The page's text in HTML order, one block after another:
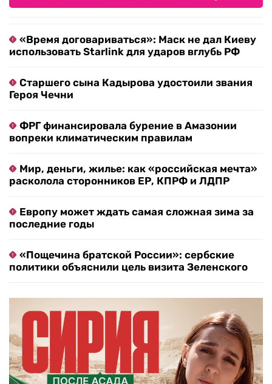
«Время договариваться»: Маск не дал Киеву
использовать Starlink для ударов вглубь РФ
Старшего сына Кадырова удостоили звания
Героя Чечни
ФРГ финансировала бурение в Амазонии
вопреки климатическим правилам
Мир, деньги, жилье: как «российская мечта»
расколола сторонников ЕР, КПРФ и ЛДПР
Европу может ждать самая сложная зима за
последние годы
«Пощечина братской России»: сербские
политики объяснили цель визита Зеленского